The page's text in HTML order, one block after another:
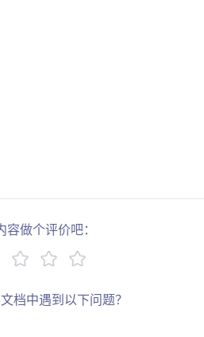
容做个评价吧：
档中遇到以下问题？